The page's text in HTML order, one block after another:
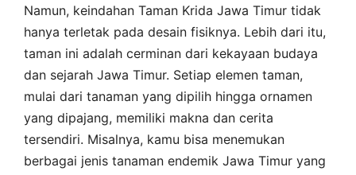
Namun, keindahan Taman Krida Jawa Timur tidak
hanya terletak pada desain fisiknya. Lebih dari itu,
taman ini adalah cerminan dari kekayaan budaya
dan sejarah Jawa Timur. Setiap elemen taman,
mulai dari tanaman yang dipilih hingga ornamen
yang dipajang, memiliki makna dan cerita
tersendiri. Misalnya, kamu bisa menemukan
berbagai jenis tanaman endemik Jawa Timur yang